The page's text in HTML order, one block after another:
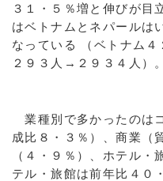
３１・５％増と伸びが目
はベトナムとネパールは
なっている （ベトナム
２９３人→２９３４人）。
業種別で多かったのは
成比８・３％）、商業（
（４・９％）、ホテル
テル・旅館は前年比４０